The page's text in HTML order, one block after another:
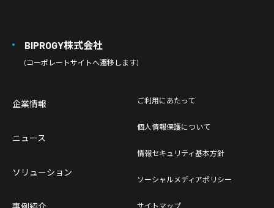
BIPROGY株式会社
(コーポレートサイトへ遷移します)
企業情報
ニュース
ソリューション
ご利用にあたって
個人情報保護について
情報セキュリティ基本方針
ソーシャルメディアポリシー
サイトマップ